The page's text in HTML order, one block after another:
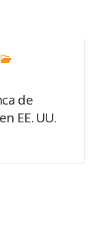
de
EE. UU.